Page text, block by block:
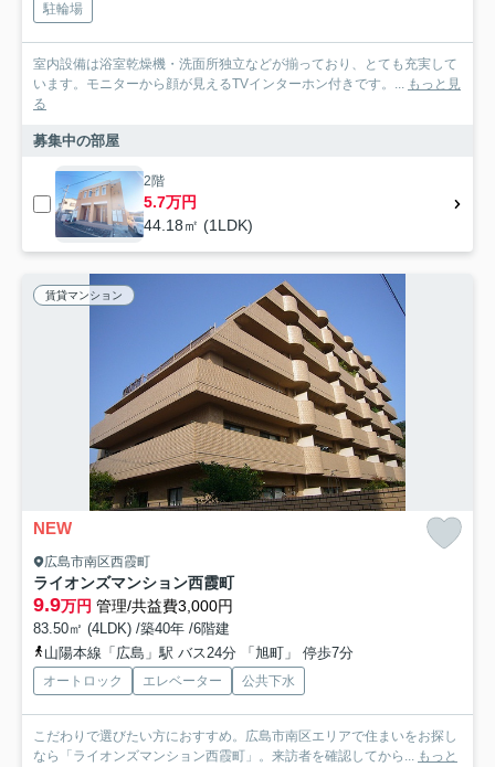
駐輪場
室内設備は浴室乾燥機・洗面所独立などが揃っており、とても充実して
います。モニターから顔が見えるTVインターホン付きです。... もっと見
る
募集中の部屋
2階
5.7万円
44.18㎡ (1LDK)
賃貸マンション
NEW
広島市南区西霞町
ライオンズマンション西霞町
9.9万円 管理/共益費3,000円
83.50㎡ (4LDK) /築40年 /6階建
山陽本線「広島」駅 バス24分 「旭町」 停歩7分
オートロック エレベーター 公共下水
こだわりで選びたい方におすすめ。広島市南区エリアで住まいをお探し
なら「ライオンズマンション西霞町」。来訪者を確認してから... もっと